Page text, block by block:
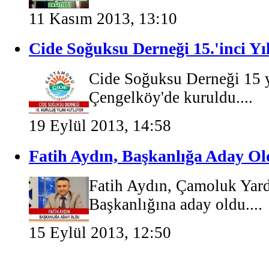
11 Kasım 2013, 13:10
Cide Soğuksu Derneği 15.'inci
Cide Soğuksu Derneği 15
Çengelköy'de kuruldu....
19 Eylül 2013, 14:58
Fatih Aydın, Başkanlığa Aday
Fatih Aydın, Çamoluk
Başkanlığına aday oldu....
15 Eylül 2013, 12:50